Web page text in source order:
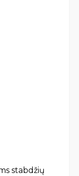
stabdžių